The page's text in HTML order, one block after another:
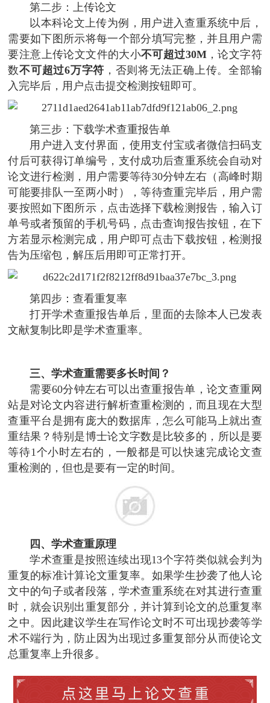
第二步：上传论文
以本科论文上传为例，用户进入查重系统中后，
需要如下图所示将每一个部分填写完整，并且用户需
要注意上传论文文件的大小不可超过30M，论文字符
数不可超过6万字符 ，否则将无法正确上传。全部输
入完毕后，用户点击提交检测按钮即可。
第三步：下载学术查重报告单
用户进入支付界面，使用支付宝或者微信扫码支
付后可获得订单编号，支付成功后查重系统会自动对
论文进行检测，用户需要等待30分钟左右（高峰时期
可能要排队一至两小时），等待查重完毕后，用户需
要按照如下图所示，点击选择下载检测报告，输入订
单号或者预留的手机号码，点击查询报告按钮，在下
方若显示检测完成，用户即可点击下载按钮，检测报
告为压缩包，解压后用即可正常打开。
第四步：查看重复率
打开学术查重报告单后，里面的去除本人已发表
文献复制比即是学术查重率。
三、学术查重需要多长时间？
需要60分钟左右可以出查重报告单，论文查重网
站是对论文内容进行解析查重检测的，而且现在大型
查重平台是拥有庞大的数据库，怎么可能马上就出查
重结果？特别是博士论文字数是比较多的，所以是要
等待1个小时左右的，一般都是可以快速完成论文查
重检测的，但也是要有一定的时间。
四、学术查重原理
学术查重是按照连续出现13个字符类似就会判为
重复的标准计算论文重复率。如果学生抄袭了他人论
文中的句子或者段落，学术查重系统在对其进行查重
时，就会识别出重复部分，并计算到论文的总重复率
之中。因此建议学生在写作论文时不可出现抄袭等学
术不端行为，防止因为出现过多重复部分从而使论文
总重复率上升很多。